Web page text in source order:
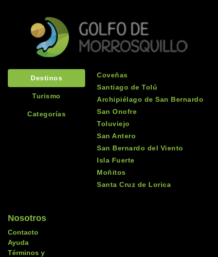
Destinos
Turismo
Categorías
Coveñas
Santiago de Tolú
Archipiélago de San Bernardo
San Onofre
Toluviejo
San Antero
San Bernardo del Viento
Isla Fuerte
Moñitos
Santa Cruz de Lorica
Nosotros
Contacto
Ayuda
Términos y